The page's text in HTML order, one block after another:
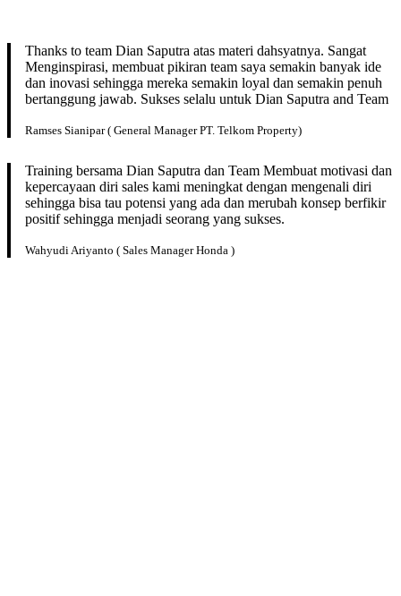
Thanks to team Dian Saputra atas materi dahsyatnya. Sangat
Menginspirasi, membuat pikiran team saya semakin banyak ide
dan inovasi sehingga mereka semakin loyal dan semakin penuh
bertanggung jawab. Sukses selalu untuk Dian Saputra and Team
Ramses Sianipar ( General Manager PT. Telkom Property)
Training bersama Dian Saputra dan Team Membuat motivasi dan
kepercayaan diri sales kami meningkat dengan mengenali diri
sehingga bisa tau potensi yang ada dan merubah konsep berfikir
positif sehingga menjadi seorang yang sukses.
Wahyudi Ariyanto ( Sales Manager Honda )